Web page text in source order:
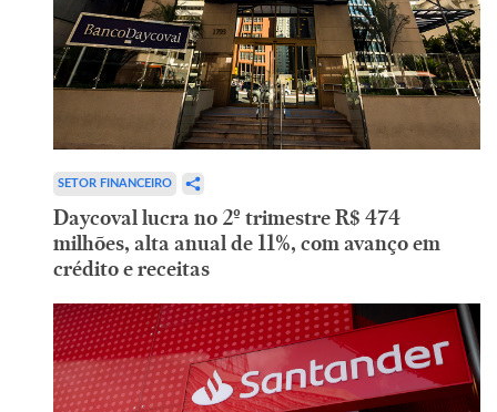
SETOR FINANCEIRO
Daycoval lucra no 2º trimestre R$ 474
milhões, alta anual de 11%, com avanço em
crédito e receitas